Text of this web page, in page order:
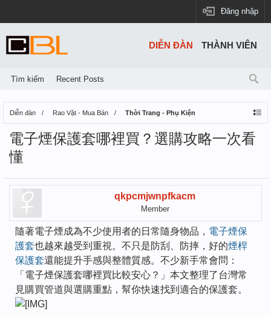
Đăng nhập
Diễn đàn Rao Vặt - Mua Bán Thời Trang - Phụ Kiện
電子煙保護套哪裡買？選購攻略一次看
懂
qkpcmjwnpfkacm
Member
隨著電子煙成為不少使用者的日常隨身物品， 電子煙保
護套也越來越受到重視。不只是防刮、防摔，好的煙桿
保護套還能提升手感與整體質感。不少新手常會問：
「電子煙保護套哪裡買比較安心？」本文整理了台灣常
見購買管道與選購重點，幫你快速找到適合的保護套。
DIỄN ĐÀN
Tìm kiếm Recent Posts
THÀNH VIÊN